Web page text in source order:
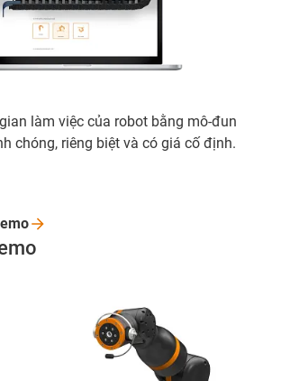
làm việc của robot bằng mô-đun
chóng, riêng biệt và có giá cố định.